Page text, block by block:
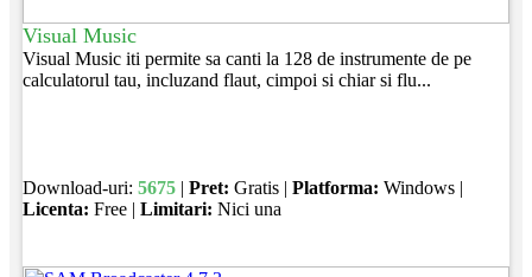
Visual Music
Visual Music iti permite sa canti la 128 de instrumente de pe
calculatorul tau, incluzand flaut, cimpoi si chiar si flu...
Download-uri: 5675| Pret: Gratis | Platforma: Windows |
Licenta: Free | Limitari: Nici una